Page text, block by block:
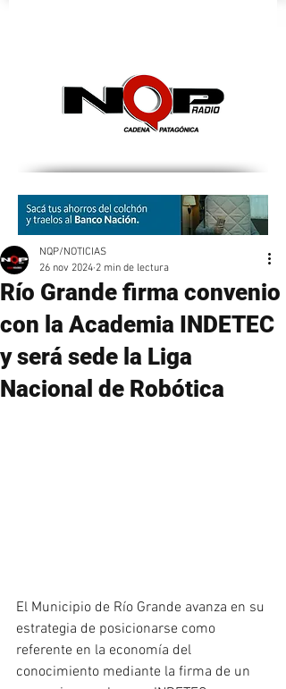
Río Grande firma convenio
con la Academia INDETEC
y será sede la Liga
Nacional de Robótica
NQP/NOTICIAS
26 nov 2024 2 min de lectura
El Municipio de Río Grande avanza en su
estrategia de posicionarse como
referente en la economía del
conocimiento mediante la firma de un